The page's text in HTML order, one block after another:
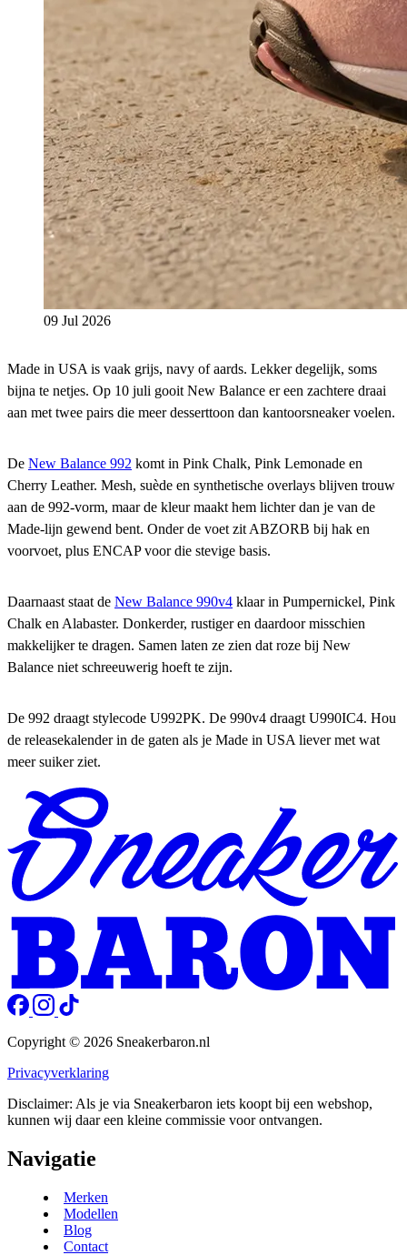
09 Jul 2026
Made in USA is vaak grijs, navy of aards. Lekker degelijk, soms
bijna te netjes. Op 10 juli gooit New Balance er een zachtere draai
aan met twee pairs die meer desserttoon dan kantoorsneaker voelen.
De New Balance 992 komt in Pink Chalk, Pink Lemonade en
Cherry Leather. Mesh, suède en synthetische overlays blijven trouw
aan de 992-vorm, maar de kleur maakt hem lichter dan je van de
Made-lijn gewend bent. Onder de voet zit ABZORB bij hak en
voorvoet, plus ENCAP voor die stevige basis.
Daarnaast staat de New Balance 990v4 klaar in Pumpernickel, Pink
Chalk en Alabaster. Donkerder, rustiger en daardoor misschien
makkelijker te dragen. Samen laten ze zien dat roze bij New
Balance niet schreeuwerig hoeft te zijn.
De 992 draagt stylecode U992PK. De 990v4 draagt U990IC4. Hou
de releasekalender in de gaten als je Made in USA liever met wat
meer suiker ziet.
Copyright © 2026 Sneakerbaron.nl
Privacyverklaring
Disclaimer: Als je via Sneakerbaron iets koopt bij een webshop,
kunnen wij daar een kleine commissie voor ontvangen.
Navigatie
Merken
Modellen
Blog
Contact